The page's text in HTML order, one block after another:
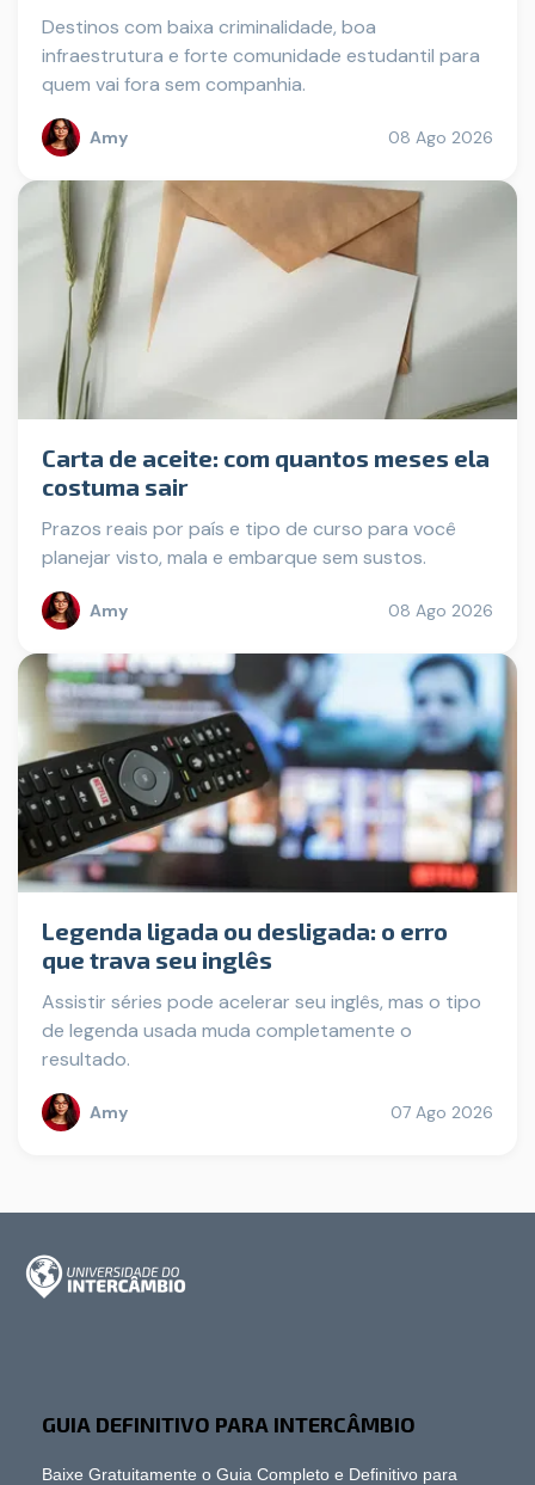
Destinos com baixa criminalidade, boa
infraestrutura e forte comunidade estudantil para
quem vai fora sem companhia.
Amy 08 Ago 2026
Carta de aceite: com quantos meses ela
costuma sair
Prazos reais por país e tipo de curso para você
planejar visto, mala e embarque sem sustos.
Amy 08 Ago 2026
Legenda ligada ou desligada: o erro
que trava seu inglês
Assistir séries pode acelerar seu inglês, mas o tipo
de legenda usada muda completamente o
resultado.
Amy 07 Ago 2026
GUIA DEFINITIVO PARA INTERCÂMBIO
Baixe Gratuitamente o Guia Completo e Definitivo para